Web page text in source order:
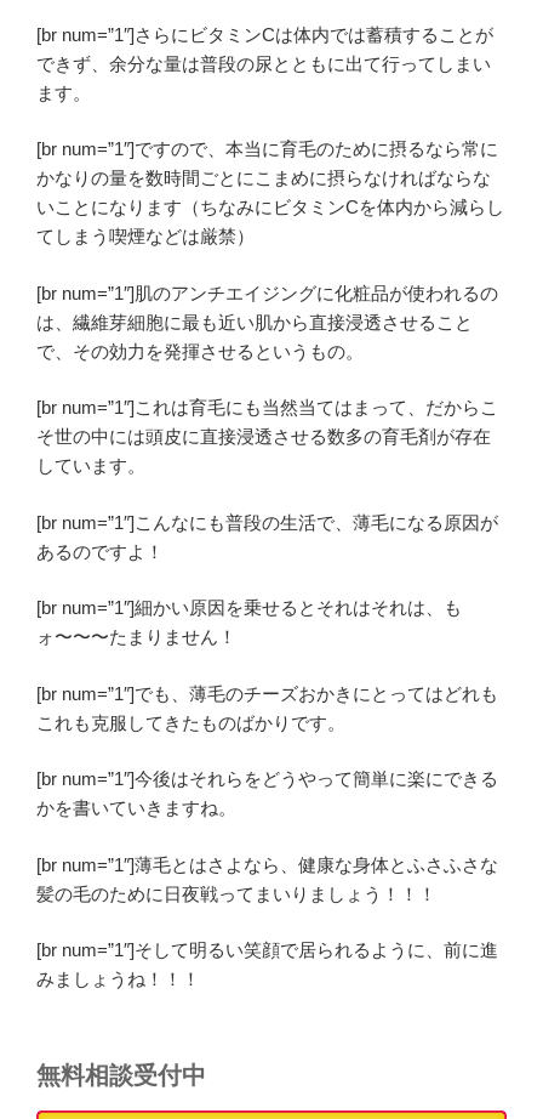
[br num=”1″]さらにビタミンCは体内では蓄積することが
できず、余分な量は普段の尿とともに出て行ってしまい
ます。
[br num=”1″]ですので、本当に育毛のために摂るなら常に
かなりの量を数時間ごとにこまめに摂らなければならな
いことになります（ちなみにビタミンCを体内から減らし
てしまう喫煙などは厳禁）
[br num=”1″]肌のアンチエイジングに化粧品が使われるの
は、繊維芽細胞に最も近い肌から直接浸透させること
で、その効力を発揮させるというもの。
[br num=”1″]これは育毛にも当然当てはまって、だからこ
そ世の中には頭皮に直接浸透させる数多の育毛剤が存在
しています。
[br num=”1″]こんなにも普段の生活で、薄毛になる原因が
あるのですよ！
[br num=”1″]細かい原因を乗せるとそれはそれは、も
ォ〜〜〜たまりません！
[br num=”1″]でも、薄毛のチーズおかきにとってはどれも
これも克服してきたものばかりです。
[br num=”1″]今後はそれらをどうやって簡単に楽にできる
かを書いていきますね。
[br num=”1″]薄毛とはさよなら、健康な身体とふさふさな
髪の毛のために日夜戦ってまいりましょう！！！
[br num=”1″]そして明るい笑顔で居られるように、前に進
みましょうね！！！
無料相談受付中